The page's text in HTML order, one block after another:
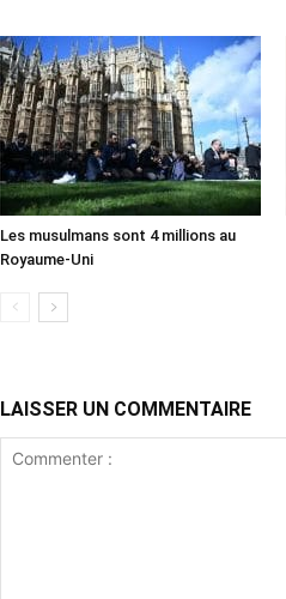
Les musulmans sont 4 millions au
Royaume-Uni
LAISSER UN COMMENTAIRE